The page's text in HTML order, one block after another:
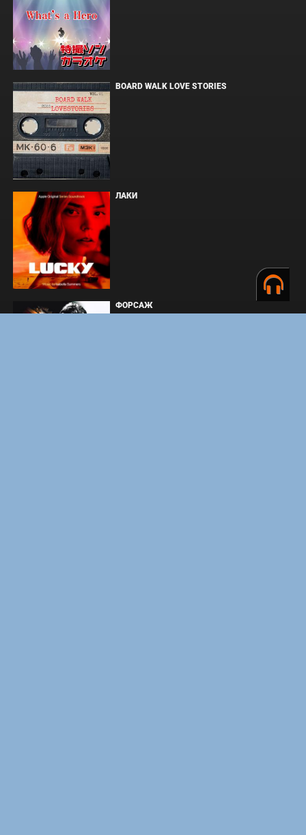
BOARD WALK LOVE STORIES
ЛАКИ
ФОРСАЖ